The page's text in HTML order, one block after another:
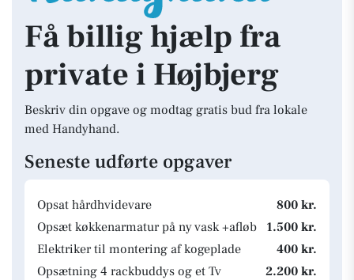
Få billig hjælp fra
private i Højbjerg
Beskriv din opgave og modtag gratis bud fra lokale
med Handyhand.
Seneste udførte opgaver
Opsat hårdhvidevare
800 kr.
Opsæt køkkenarmatur på ny vask +afløb
1.500 kr.
Elektriker til montering af kogeplade
400 kr.
Opsætning 4 rackbuddys og et Tv
2.200 kr.